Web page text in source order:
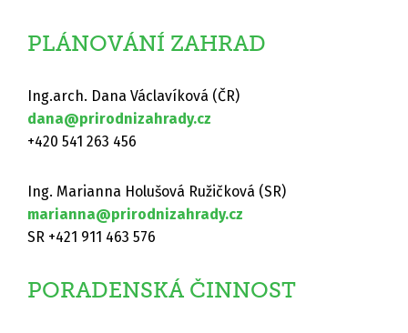
PLÁNOVÁNÍ ZAHRAD
Ing.arch. Dana Václavíková (ČR)
dana@prirodnizahrady.cz
+420 541 263 456
Ing. Marianna Holušová Ružičková (SR)
marianna@prirodnizahrady.cz
SR +421 911 463 576
PORADENSKÁ ČINNOST